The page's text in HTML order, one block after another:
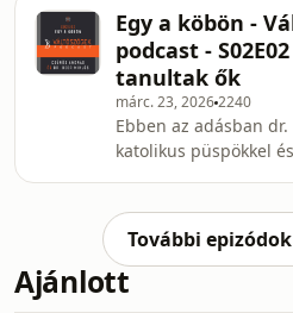
bizonytalanságot?
mindenkinek látni.
alsó tagozaton vagy
matematikát tanítani?
valaki alsós diákokat
sajátítják el a
10 évesek, és
órán? Miért is olyan
tagozaton matem
Egy a köbön -
podcast -
tanultak ők
márc. 23, 20262240
Ebben az adásban
katolikus püspökkel
Miben hasonlít
papi hivatás?
matematika az
teológiában? Hogyan
További
Ajánlott